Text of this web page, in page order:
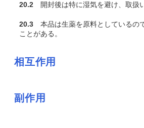
20.2 開封後は特に湿気を避け、取扱
20.3 本品は生薬を原料としているの
ことがある。
相互作用
副作用